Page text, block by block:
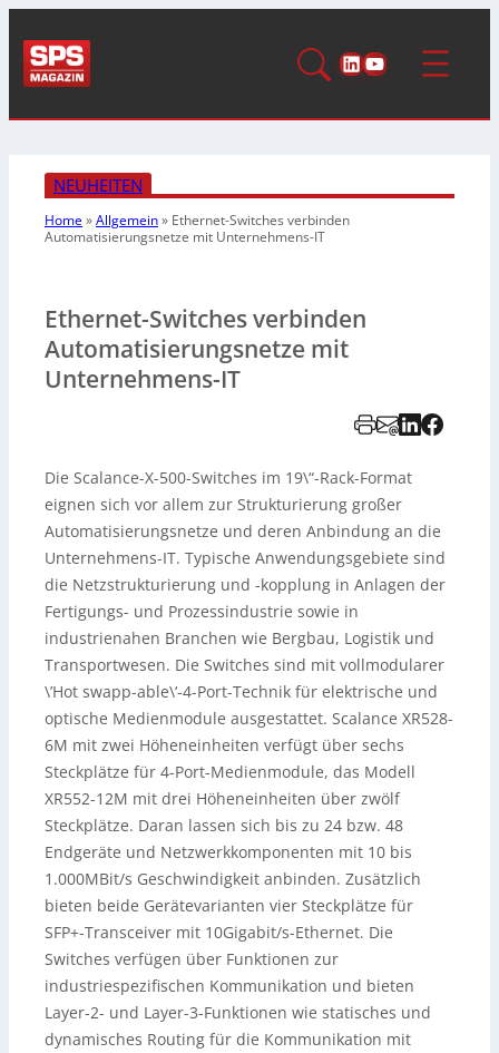
LinkedIn
YouTube
NEUHEITEN
Home»Allgemein» Ethernet-Switches verbinden
Automatisierungsnetze mit Unternehmens-IT
Ethernet-Switches verbinden
Automatisierungsnetze mit
Unternehmens-IT
Die Scalance-X-500-Switches im 19\“-Rack-Format
eignen sich vor allem zur Strukturierung großer
Automatisierungsnetze und deren Anbindung an die
Unternehmens-IT. Typische Anwendungsgebiete sind
die Netzstrukturierung und -kopplung in Anlagen der
Fertigungs- und Prozessindustrie sowie in
industrienahen Branchen wie Bergbau, Logistik und
Transportwesen. Die Switches sind mit vollmodularer
\’Hot swapp-able\‘-4-Port-Technik für elektrische und
optische Medienmodule ausgestattet. Scalance XR528-
6M mit zwei Höheneinheiten verfügt über sechs
Steckplätze für 4-Port-Medienmodule, das Modell
XR552-12M mit drei Höheneinheiten über zwölf
Steckplätze. Daran lassen sich bis zu 24 bzw. 48
Endgeräte und Netzwerkkomponenten mit 10 bis
1.000MBit/s Geschwindigkeit anbinden. Zusätzlich
bieten beide Gerätevarianten vier Steckplätze für
SFP+-Transceiver mit 10Gigabit/s-Ethernet. Die
Switches verfügen über Funktionen zur
industriespezifischen Kommunikation und bieten
Layer-2- und Layer-3-Funktionen wie statisches und
dynamisches Routing für die Kommunikation mit